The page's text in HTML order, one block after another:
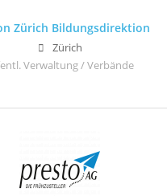
Zürich Bildungsdirektion
Zürich
Verwaltung / Verbände